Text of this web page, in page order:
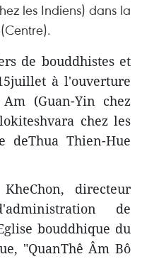
les Indiens) dans la
de bouddhistes et
à l'ouverture
(Guan-Yin chez
chez les
deThua Thien-Hue
directeur
de
bouddhique du
"QuanThê Âm Bô